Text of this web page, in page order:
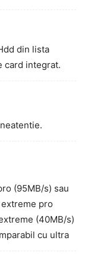
din lista
card integrat.
(95MB/s) sau
pro
(40MB/s)
cu ultra